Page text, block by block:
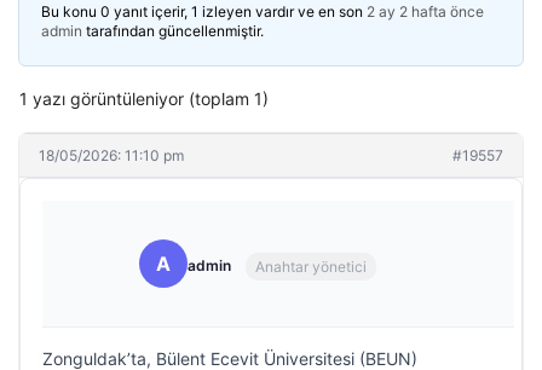
Bu konu 0 yanıt içerir, 1 izleyen vardır ve en son 2 ay 2 hafta önce
admin tarafından güncellenmiştir.
1 yazı görüntüleniyor (toplam 1)
18/05/2026: 11:10 pm #19557
A admin Anahtar yönetici
Zonguldak’ta, Bülent Ecevit Üniversitesi (BEUN)